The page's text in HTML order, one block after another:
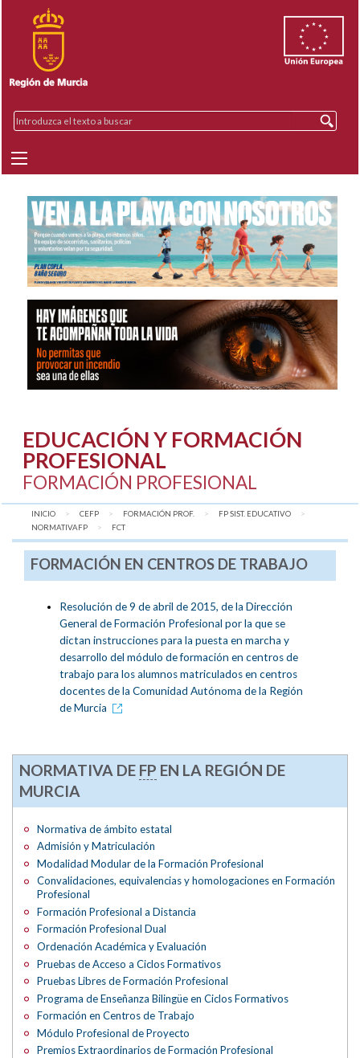
EDUCACIÓN Y FORMACIÓN
PROFESIONAL
FORMACIÓN PROFESIONAL
INICIO CEFP FORMACIÓN PROF.
FP SIST. EDUCATIVO
NORMATIVAFP
AQUÍ:
FCT
FORMACIÓN EN CENTROS DE TRABAJO
Resolución de 9 de abril de 2015, de la Dirección
General de Formación Profesional por la que se
dictan instrucciones para la puesta en marcha y
desarrollo del módulo de formación en centros de
trabajo para los alumnos matriculados en centros
docentes de la Comunidad Autónoma de la Región
de Murcia
NORMATIVA DE FP EN LA REGIÓN DE
MURCIA
Normativa de ámbito estatal
Admisión y Matriculación
Modalidad Modular de la Formación Profesional
Convalidaciones, equivalencias y homologaciones en Formación
Profesional
Formación Profesional a Distancia
Formación Profesional Dual
Ordenación Académica y Evaluación
Pruebas de Acceso a Ciclos Formativos
Pruebas Libres de Formación Profesional
Programa de Enseñanza Bilingüe en Ciclos Formativos
Formación en Centros de Trabajo
Módulo Profesional de Proyecto
Premios Extraordinarios de Formación Profesional